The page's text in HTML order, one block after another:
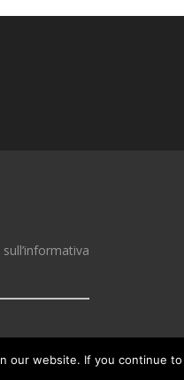
website. If you continue